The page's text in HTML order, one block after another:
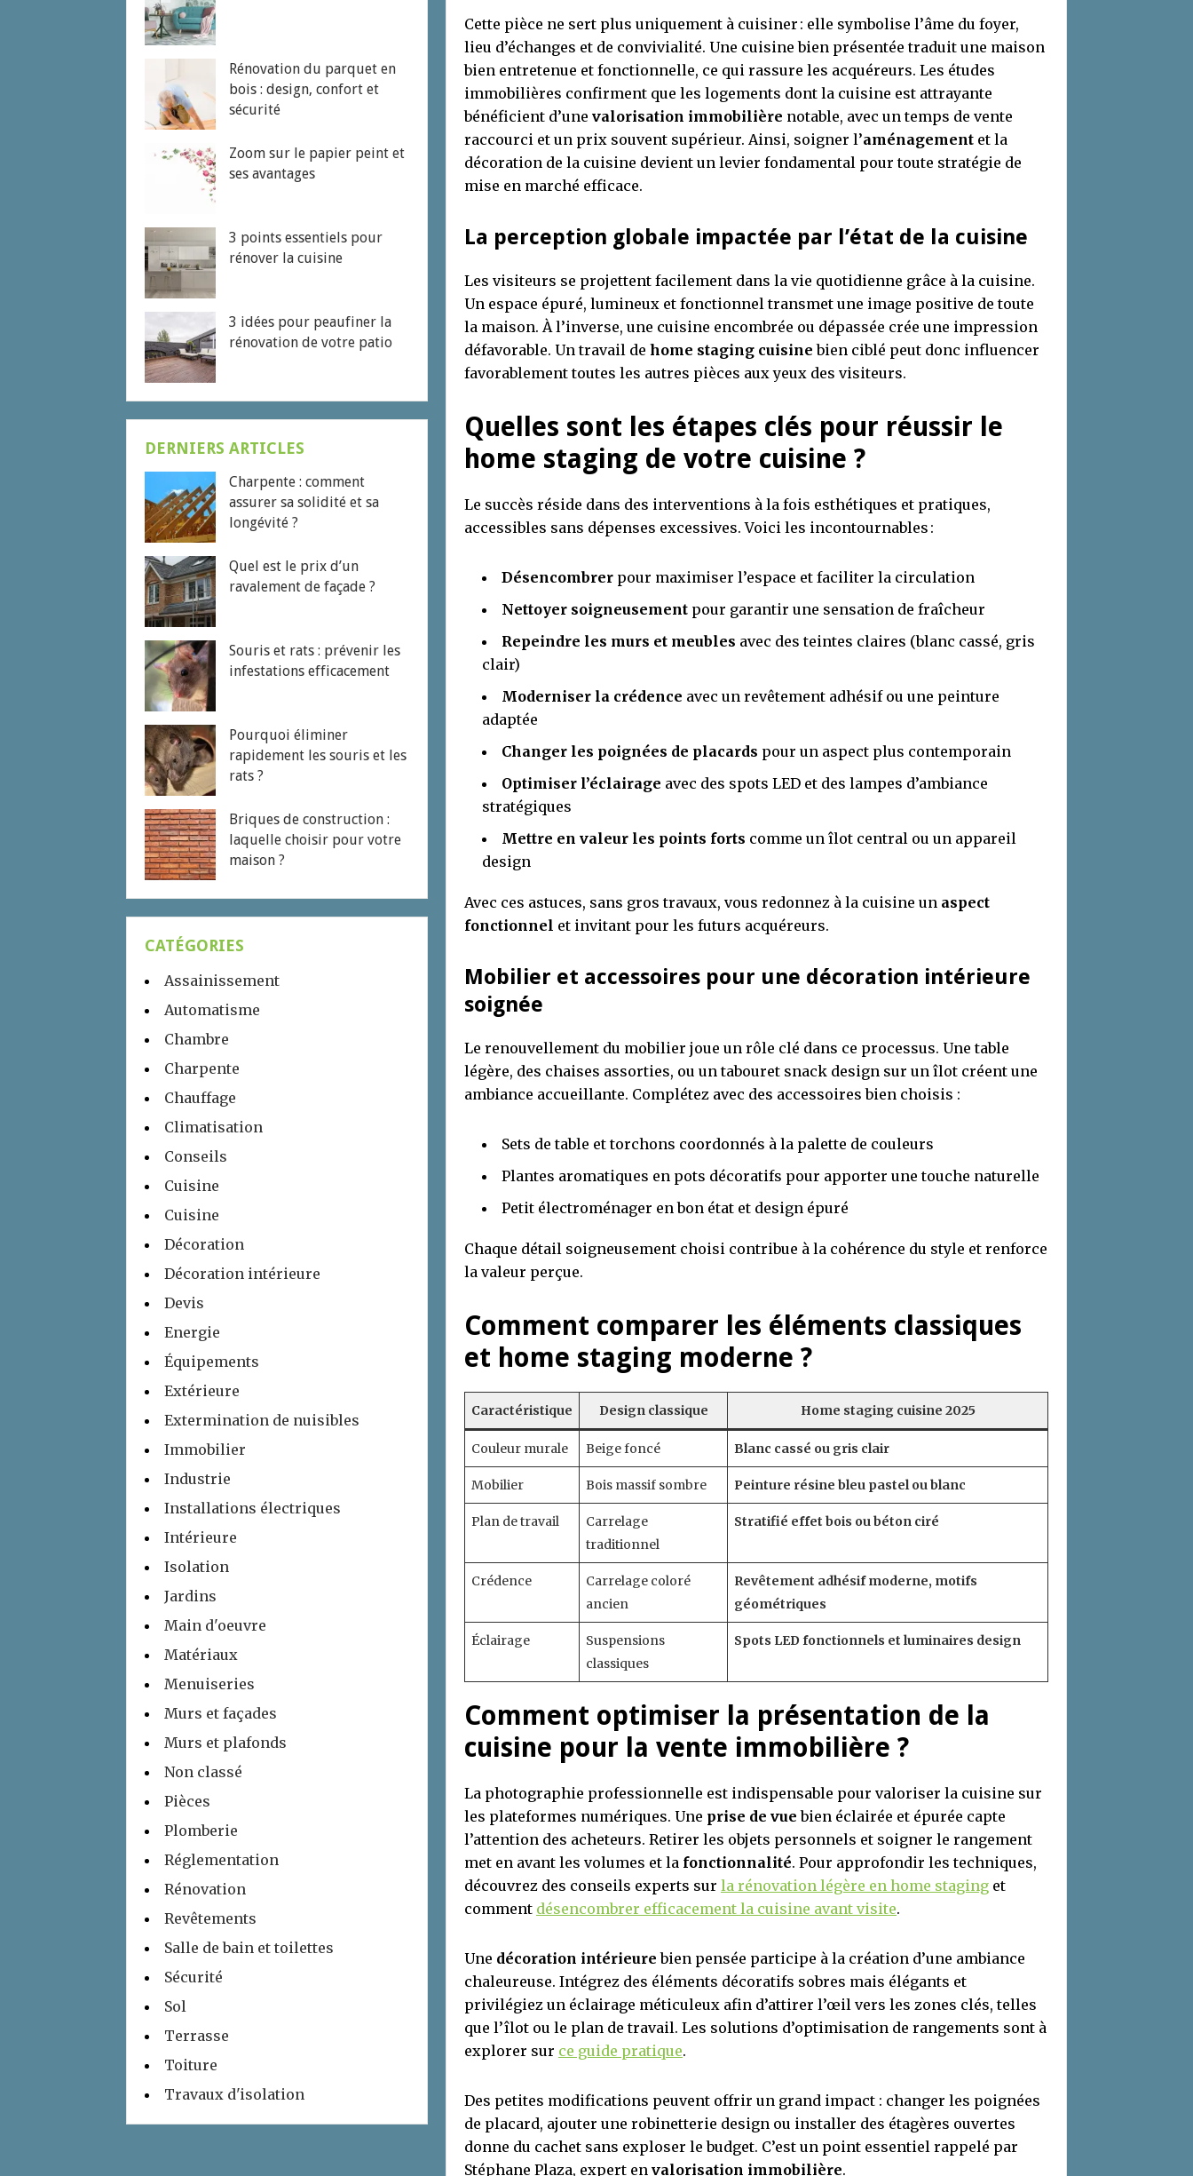
Cette pièce ne sert plus uniquement à cuisiner : elle symbolise l’âme du foyer,
lieu d’échanges et de convivialité. Une cuisine bien présentée traduit une maison
bien entretenue et fonctionnelle, ce qui rassure les acquéreurs. Les études
immobilières confirment que les logements dont la cuisine est attrayante
bénéficient d’une valorisation immobilière notable, avec un temps de vente
raccourci et un prix souvent supérieur. Ainsi, soigner l’aménagement et la
décoration de la cuisine devient un levier fondamental pour toute stratégie de
mise en marché efficace.
La perception globale impactée par l’état de la cuisine
Les visiteurs se projettent facilement dans la vie quotidienne grâce à la cuisine.
Un espace épuré, lumineux et fonctionnel transmet une image positive de toute
la maison. À l’inverse, une cuisine encombrée ou dépassée crée une impression
défavorable. Un travail de home staging cuisine bien ciblé peut donc influencer
favorablement toutes les autres pièces aux yeux des visiteurs.
Quelles sont les étapes clés pour réussir le
home staging de votre cuisine ?
Le succès réside dans des interventions à la fois esthétiques et pratiques,
accessibles sans dépenses excessives. Voici les incontournables :
Désencombrer pour maximiser l’espace et faciliter la circulation
Nettoyer soigneusement pour garantir une sensation de fraîcheur
Repeindre les murs et meubles avec des teintes claires (blanc cassé, gris
clair)
Moderniser la crédence avec un revêtement adhésif ou une peinture
adaptée
Changer les poignées de placards pour un aspect plus contemporain
Optimiser l’éclairage avec des spots LED et des lampes d’ambiance
stratégiques
Mettre en valeur les points forts comme un îlot central ou un appareil
design
Avec ces astuces, sans gros travaux, vous redonnez à la cuisine un aspect
fonctionnel et invitant pour les futurs acquéreurs.
Mobilier et accessoires pour une décoration intérieure
soignée
Le renouvellement du mobilier joue un rôle clé dans ce processus. Une table
légère, des chaises assorties, ou un tabouret snack design sur un îlot créent une
ambiance accueillante. Complétez avec des accessoires bien choisis :
Sets de table et torchons coordonnés à la palette de couleurs
Plantes aromatiques en pots décoratifs pour apporter une touche naturelle
Petit électroménager en bon état et design épuré
Chaque détail soigneusement choisi contribue à la cohérence du style et renforce
la valeur perçue.
Comment comparer les éléments classiques
et home staging moderne ?
Caractéristique Design classique Home staging cuisine 2025
Couleur murale Beige foncé Blanc cassé ou gris clair
Mobilier Bois massif sombre Peinture résine bleu pastel ou blanc
Plan de travail
Carrelage
traditionnel
Stratifié effet bois ou béton ciré
Crédence
Carrelage coloré
ancien
Revêtement adhésif moderne, motifs
géométriques
Éclairage
Suspensions
classiques
Spots LED fonctionnels et luminaires design
Comment optimiser la présentation de la
cuisine pour la vente immobilière ?
La photographie professionnelle est indispensable pour valoriser la cuisine sur
les plateformes numériques. Une prise de vue bien éclairée et épurée capte
l’attention des acheteurs. Retirer les objets personnels et soigner le rangement
met en avant les volumes et la fonctionnalité. Pour approfondir les techniques,
découvrez des conseils experts sur la rénovation légère en home staging et
comment désencombrer efficacement la cuisine avant visite.
Une décoration intérieure bien pensée participe à la création d’une ambiance
chaleureuse. Intégrez des éléments décoratifs sobres mais élégants et
privilégiez un éclairage méticuleux afin d’attirer l’œil vers les zones clés, telles
que l’îlot ou le plan de travail. Les solutions d’optimisation de rangements sont à
explorer sur ce guide pratique.
Des petites modifications peuvent offrir un grand impact : changer les poignées
de placard, ajouter une robinetterie design ou installer des étagères ouvertes
donne du cachet sans exploser le budget. C’est un point essentiel rappelé par
Stéphane Plaza, expert en valorisation immobilière.
Rénovation du parquet en
bois : design, confort et
sécurité
Zoom sur le papier peint et
ses avantages
3 points essentiels pour
rénover la cuisine
3 idées pour peaufiner la
rénovation de votre patio
DERNIERS ARTICLES
Charpente : comment
assurer sa solidité et sa
longévité ?
Quel est le prix d’un
ravalement de façade ?
Souris et rats : prévenir les
infestations efficacement
Pourquoi éliminer
rapidement les souris et les
rats ?
Briques de construction :
laquelle choisir pour votre
maison ?
CATÉGORIES
Assainissement
Automatisme
Chambre
Charpente
Chauffage
Climatisation
Conseils
Cuisine
Cuisine
Décoration
Décoration intérieure
Devis
Energie
Équipements
Extérieure
Extermination de nuisibles
Immobilier
Industrie
Installations électriques
Intérieure
Isolation
Jardins
Main d'oeuvre
Matériaux
Menuiseries
Murs et façades
Murs et plafonds
Non classé
Pièces
Plomberie
Réglementation
Rénovation
Revêtements
Salle de bain et toilettes
Sécurité
Sol
Terrasse
Toiture
Travaux d'isolation